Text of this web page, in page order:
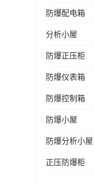
防爆配电箱
分析小屋
防爆正压柜
防爆仪表箱
防爆控制箱
防爆小屋
防爆分析小屋
正压防爆柜